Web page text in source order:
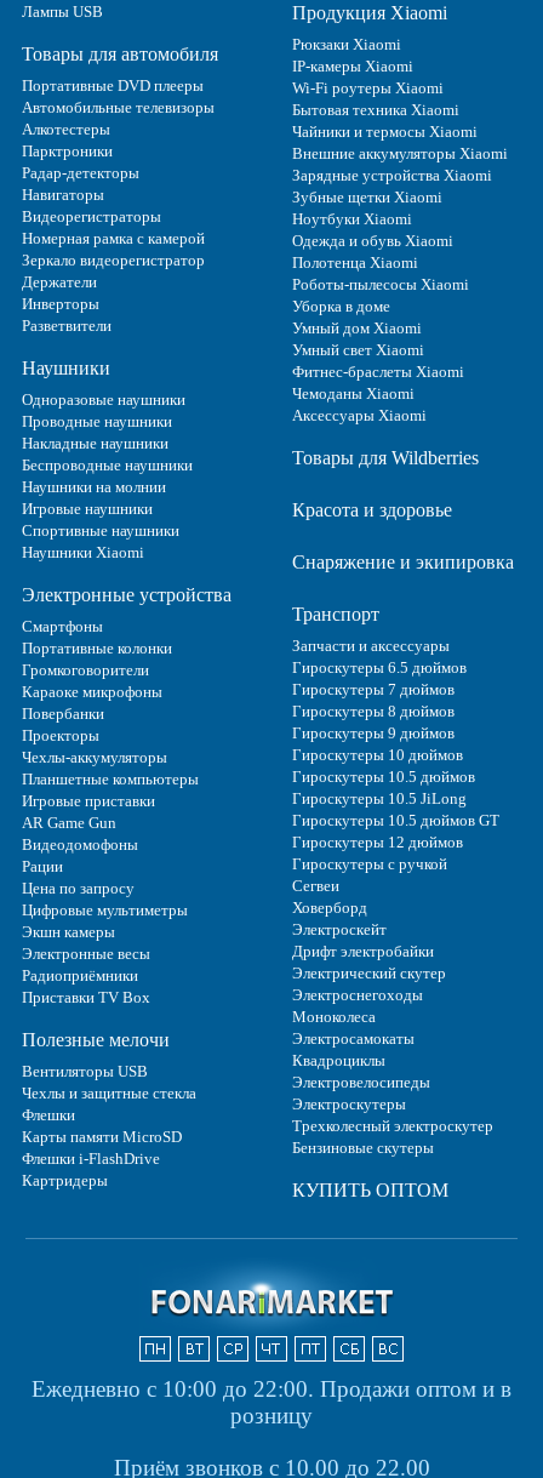
Лампы USB
Товары для автомобиля
Портативные DVD плееры
Автомобильные телевизоры
Алкотестеры
Парктроники
Радар-детекторы
Навигаторы
Видеорегистраторы
Номерная рамка с камерой
Зеркало видеорегистратор
Держатели
Инверторы
Разветвители
Наушники
Одноразовые наушники
Проводные наушники
Накладные наушники
Беспроводные наушники
Наушники на молнии
Игровые наушники
Спортивные наушники
Наушники Xiaomi
Электронные устройства
Смартфоны
Портативные колонки
Громкоговорители
Караоке микрофоны
Повербанки
Проекторы
Чехлы-аккумуляторы
Планшетные компьютеры
Игровые приставки
AR Game Gun
Видеодомофоны
Рации
Цена по запросу
Цифровые мультиметры
Экшн камеры
Электронные весы
Радиоприёмники
Приставки TV Box
Полезные мелочи
Вентиляторы USB
Чехлы и защитные стекла
Флешки
Карты памяти MicroSD
Флешки i-FlashDrive
Картридеры
Продукция Xiaomi
Рюкзаки Xiaomi
IP-камеры Xiaomi
Wi-Fi роутеры Xiaomi
Бытовая техника Xiaomi
Чайники и термосы Xiaomi
Внешние аккумуляторы Xiaomi
Зарядные устройства Xiaomi
Зубные щетки Xiaomi
Ноутбуки Xiaomi
Одежда и обувь Xiaomi
Полотенца Xiaomi
Роботы-пылесосы Xiaomi
Уборка в доме
Умный дом Xiaomi
Умный свет Xiaomi
Фитнес-браслеты Xiaomi
Чемоданы Xiaomi
Аксессуары Xiaomi
Товары для Wildberries
Красота и здоровье
Снаряжение и экипировка
Транспорт
Запчасти и аксессуары
Гироскутеры 6.5 дюймов
Гироскутеры 7 дюймов
Гироскутеры 8 дюймов
Гироскутеры 9 дюймов
Гироскутеры 10 дюймов
Гироскутеры 10.5 дюймов
Гироскутеры 10.5 JiLong
Гироскутеры 10.5 дюймов GT
Гироскутеры 12 дюймов
Гироскутеры с ручкой
Сегвеи
Ховерборд
Электроскейт
Дрифт электробайки
Электрический скутер
Электроснегоходы
Моноколеса
Электросамокаты
Квадроциклы
Электровелосипеды
Электроскутеры
Трехколесный электроскутер
Бензиновые скутеры
КУПИТЬ ОПТОМ
Ежедневно с 10:00 до 22:00. Продажи оптом и в
розницу
Приём звонков с 10.00 до 22.00